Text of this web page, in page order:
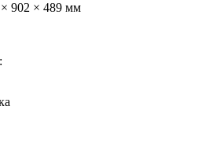
902 × 489 мм